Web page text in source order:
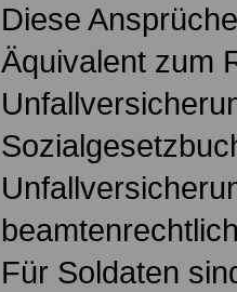
Diese
Äquivalent zum
Für Soldaten